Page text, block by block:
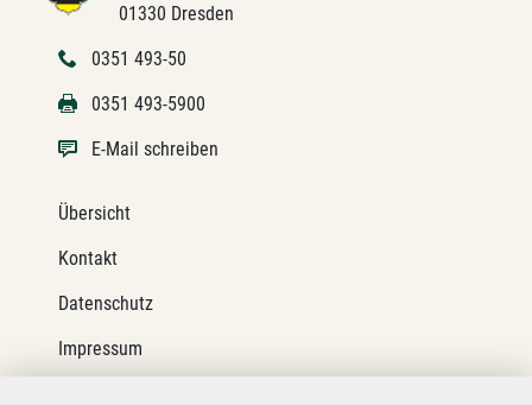
01330 Dresden
0351 493-50
0351 493-5900
E-Mail schreiben
Übersicht
Kontakt
Datenschutz
Impressum